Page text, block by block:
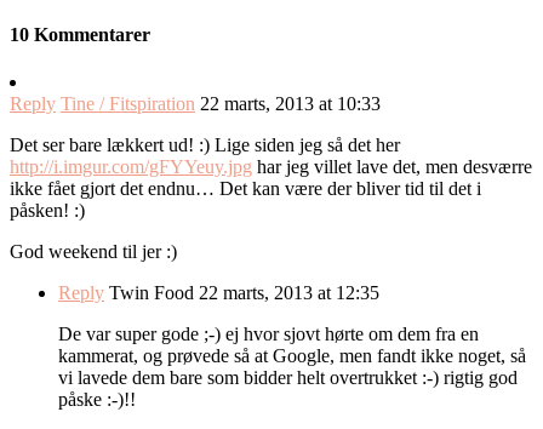
10 Kommentarer
Reply Tine / Fitspiration 22 marts, 2013 at 10:33
Det ser bare lækkert ud! :) Lige siden jeg så det her
http://i.imgur.com/gFYYeuy.jpg har jeg villet lave det, men desværre
ikke fået gjort det endnu… Det kan være der bliver tid til det i
påsken! :)
God weekend til jer :)
Reply Twin Food 22 marts, 2013 at 12:35
De var super gode ;-) ej hvor sjovt hørte om dem fra en
kammerat, og prøvede så at Google, men fandt ikke noget, så
vi lavede dem bare som bidder helt overtrukket :-) rigtig god
påske :-)!!